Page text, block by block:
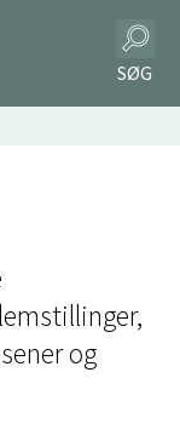
SØG
og